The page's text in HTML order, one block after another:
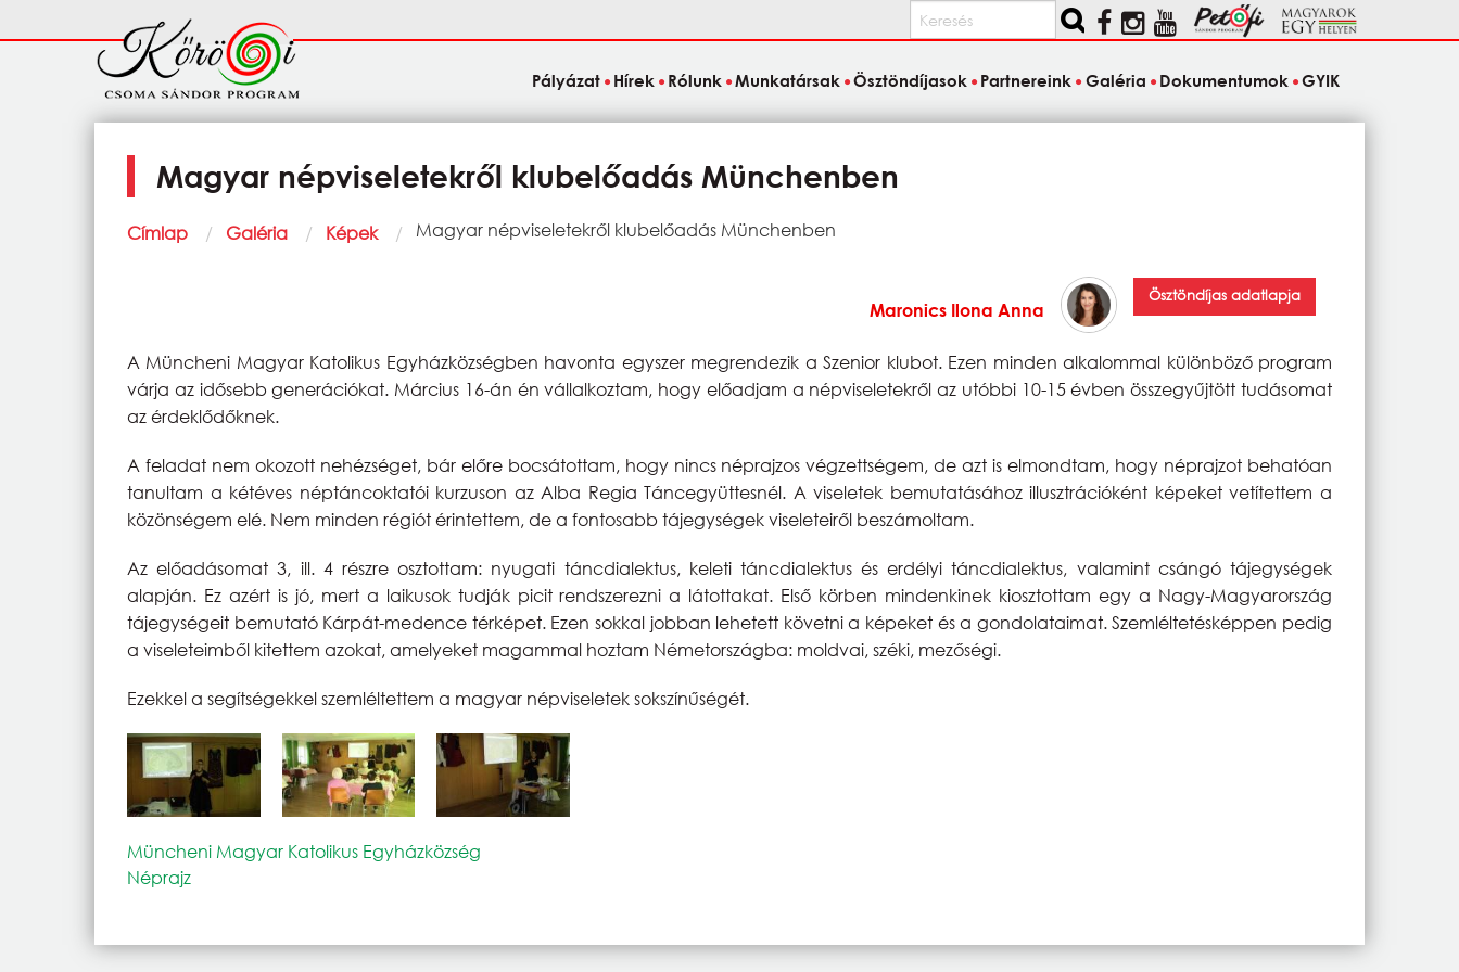
Keresés
Fő
navigáció
Pályázat Hírek Rólunk Munkatársak Ösztöndíjasok Partnereink Galéria Dokumentumok GYIK
Magyar népviseletekről klubelőadás Münchenben
Morzsa
Címlap Galéria Képek Current:
Magyar népviseletekről klubelőadás Münchenben
Maronics Ilona Anna
Ösztöndíjas adatlapja
A Müncheni Magyar Katolikus Egyházközségben havonta egyszer megrendezik a Szenior klubot. Ezen minden alkalommal különböző program
várja az idősebb generációkat. Március 16-án én vállalkoztam, hogy előadjam a népviseletekről az utóbbi 10-15 évben összegyűjtött tudásomat
az érdeklődőknek.
A feladat nem okozott nehézséget, bár előre bocsátottam, hogy nincs néprajzos végzettségem, de azt is elmondtam, hogy néprajzot behatóan
tanultam a kétéves néptáncoktatói kurzuson az Alba Regia Táncegyüttesnél. A viseletek bemutatásához illusztrációként képeket vetítettem a
közönségem elé. Nem minden régiót érintettem, de a fontosabb tájegységek viseleteiről beszámoltam.
Az előadásomat 3, ill. 4 részre osztottam: nyugati táncdialektus, keleti táncdialektus és erdélyi táncdialektus, valamint csángó tájegységek
alapján. Ez azért is jó, mert a laikusok tudják picit rendszerezni a látottakat. Első körben mindenkinek kiosztottam egy a Nagy-Magyarország
tájegységeit bemutató Kárpát-medence térképet. Ezen sokkal jobban lehetett követni a képeket és a gondolataimat. Szemléltetésképpen pedig
a viseleteimből kitettem azokat, amelyeket magammal hoztam Németországba: moldvai, széki, mezőségi.
Ezekkel a segítségekkel szemléltettem a magyar népviseletek sokszínűségét.
Müncheni Magyar Katolikus Egyházközség
Néprajz